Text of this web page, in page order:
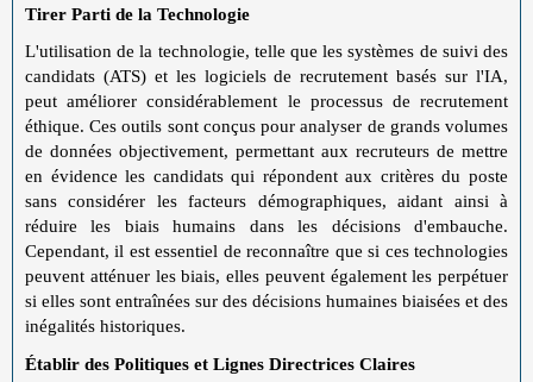
Tirer Parti de la Technologie
L'utilisation de la technologie, telle que les systèmes de suivi des
candidats (ATS) et les logiciels de recrutement basés sur l'IA,
peut améliorer considérablement le processus de recrutement
éthique. Ces outils sont conçus pour analyser de grands volumes
de données objectivement, permettant aux recruteurs de mettre
en évidence les candidats qui répondent aux critères du poste
sans considérer les facteurs démographiques, aidant ainsi à
réduire les biais humains dans les décisions d'embauche.
Cependant, il est essentiel de reconnaître que si ces technologies
peuvent atténuer les biais, elles peuvent également les perpétuer
si elles sont entraînées sur des décisions humaines biaisées et des
inégalités historiques.
Établir des Politiques et Lignes Directrices Claires